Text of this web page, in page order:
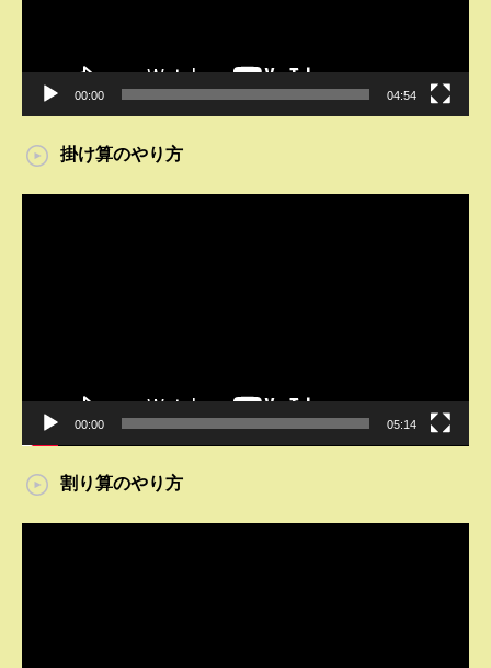
00:00 04:54
掛け算のやり方
00:00 05:14
割り算のやり方